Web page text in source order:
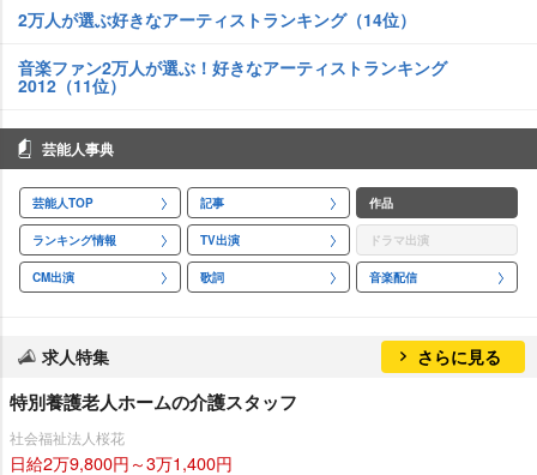
2万人が選ぶ好きなアーティストランキング（14位）
音楽ファン2万人が選ぶ！好きなアーティストランキング
2012（11位）
芸能人事典
芸能人TOP 記事 作品
ランキング情報 TV出演 ドラマ出演
CM出演 歌詞 音楽配信
求人特集 さらに見る
特別養護老人ホームの介護スタッフ
社会福祉法人桜花
日給2万9,800円～3万1,400円